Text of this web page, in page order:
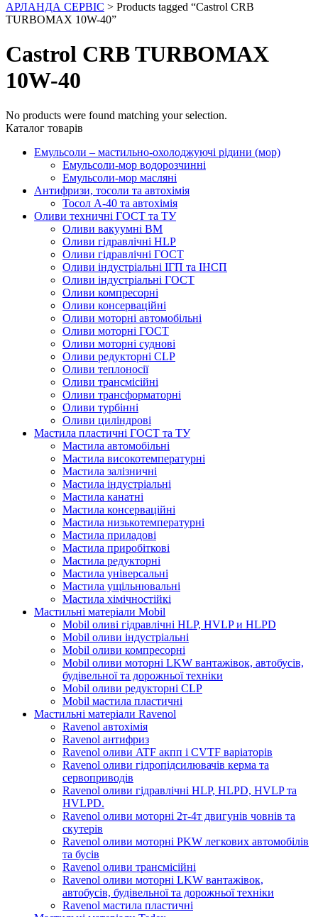
АРЛАНДА СЕРВІС > Products tagged “Castrol CRB
TURBOMAX 10W-40”
Castrol CRB TURBOMAX
10W-40
No products were found matching your selection.
Каталог товарів
Емульсоли – мастильно-охолоджуючі рідини (мор)
Емульсоли-мор водорозчинні
Емульсоли-мор масляні
Антифризи, тосоли та автохімія
Тосол А-40 та автохімія
Оливи техничні ГОСТ та ТУ
Оливи вакуумні ВМ
Оливи гідравлічні HLP
Оливи гідравлічні ГОСТ
Оливи індустріальні ІГП та ІНСП
Оливи індустріальні ГОСТ
Оливи компресорні
Оливи консерваційні
Оливи моторні автомобільні
Оливи моторні ГОСТ
Оливи моторні суднові
Оливи редукторні CLP
Оливи теплоносії
Оливи трансмісійні
Оливи трансформаторні
Оливи турбінні
Оливи циліндрові
Мастила пластичні ГОСТ та ТУ
Мастила автомобільні
Мастила високотемпературні
Мастила залізничні
Мастила індустріальні
Мастила канатні
Мастила консерваційні
Мастила низькотемпературні
Мастила приладові
Мастила приробіткові
Мастила редукторні
Мастила універсальні
Мастила ущільнювальні
Мастила хімічностійкі
Мастильні матеріали Mobil
Mobil оливі гідравлічні HLP, HVLP и HLPD
Mobil оливи індустріальні
Mobil оливи компресорні
Mobil оливи моторні LKW вантажівок, автобусів,
будівельної та дорожньої техніки
Mobil оливи редукторні CLP
Mobil мастила пластичні
Мастильні матеріали Ravenol
Ravenol автохімія
Ravenol антифриз
Ravenol оливи ATF акпп і CVTF варіаторів
Ravenol оливи гідропідсилювачів керма та
сервоприводів
Ravenol оливи гідравлічні HLP, HLPD, HVLP та
HVLPD.
Ravenol оливи моторні 2т-4т двигунів човнів та
скутерів
Ravenol оливи моторні PKW легкових автомобілів
та бусів
Ravenol оливи трансмісійні
Ravenol оливи моторні LKW вантажівок,
автобусів, будівельної та дорожньої техніки
Ravenol мастила пластичні